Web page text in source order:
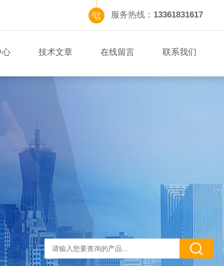
服务热线： 13361831617
心 技术文章 在线留言 联系我们